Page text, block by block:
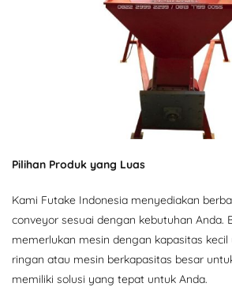
Pilihan Produk yang Luas
Kami Futake Indonesia menyediakan
conveyor sesuai dengan kebutuhan Anda.
memerlukan mesin dengan kapasitas
ringan atau mesin berkapasitas besar
memiliki solusi yang tepat untuk Anda.